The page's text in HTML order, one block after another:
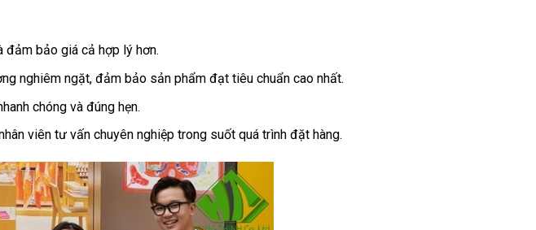
bảo giá cả hợp lý hơn.
nghiêm ngặt, đảm bảo sản phẩm đạt tiêu chuẩn cao nhất.
chóng và đúng hẹn.
viên tư vấn chuyên nghiệp trong suốt quá trình đặt hàng.